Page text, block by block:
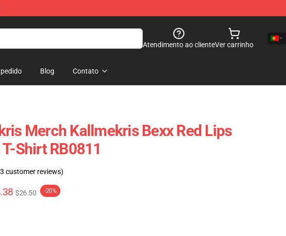
Atendimento ao clienteVer carrinho
Blog Contato
Merch Kallmekris Bexx Red Lips
Shirt RB0811
customer reviews)
$26.50 -20%